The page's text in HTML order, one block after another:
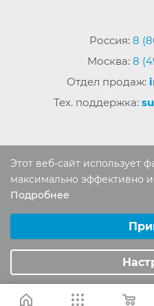
Россия: 8
Москва: 8
Отдел продаж:
Тех. поддержка:
2022-2026 ©
Авторские права
материалов сайта без
Этот веб-сайт использует
максимально эффективно
Подробнее
Аналитические/